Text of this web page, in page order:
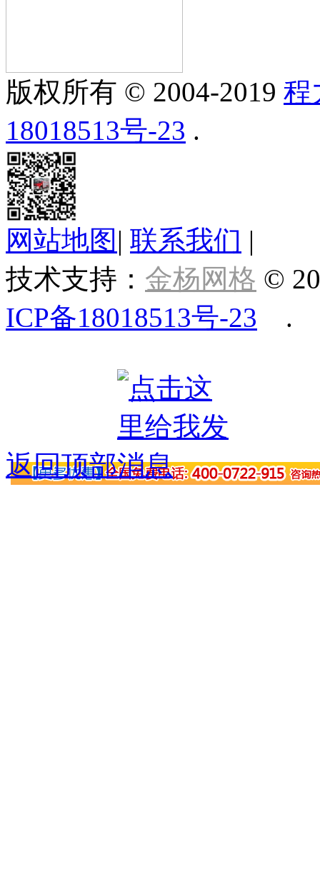
版权所有 © 2004-2019 程
18018513号-23 .
网站地图 | 联系我们 |
技术支持： 金杨网格 ©
ICP备18018513号-23 .
返回顶部